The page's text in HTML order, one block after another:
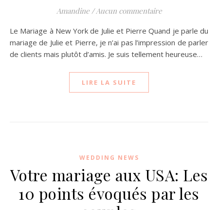
Amandine /Aucun commentaire
Le Mariage à New York de Julie et Pierre Quand je parle du
mariage de Julie et Pierre, je n’ai pas l’impression de parler
de clients mais plutôt d’amis. Je suis tellement heureuse…
LIRE LA SUITE
WEDDING NEWS
Votre mariage aux USA: Les
10 points évoqués par les